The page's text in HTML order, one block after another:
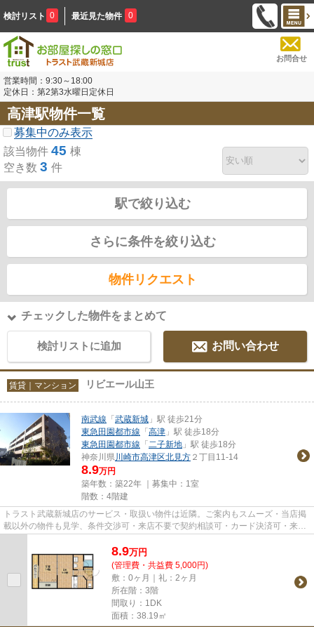
検討リスト 0 最近見た物件 0
お問合せ
営業時間：9:30～18:00
定休日：第2第3水曜日定休日
高津駅物件一覧
募集中のみ表示
該当物件 45 棟
空き数 3 件
駅で絞り込む
さらに条件を絞り込む
物件リクエスト
チェックした物件をまとめて
検討リストに追加 お問い合わせ
賃貸｜マンション リビエール山王
南武線 「武蔵新城 」駅 徒歩21分
東急田園都市線 「高津 」駅 徒歩18分
東急田園都市線 「二子新地 」駅 徒歩18分
神奈川県川崎市高津区北見方 ２丁目11-14
8.9万円
築年数：築22年 ｜募集中： 1室
階数：4階建
トラスト武蔵新城店のサービス・取扱い物件は近隣。ご案内もスムーズ・当店掲
載以外の物件も見学、条件交渉可・来店不要で契約相談可・カード決済可・来店
時無料駐車場有（要電話予約...
8.9万円
(管理費・共益費 5,000円)
敷：0ヶ月｜礼：2ヶ月
所在階：3階
間取り：1DK
面積：38.19㎡